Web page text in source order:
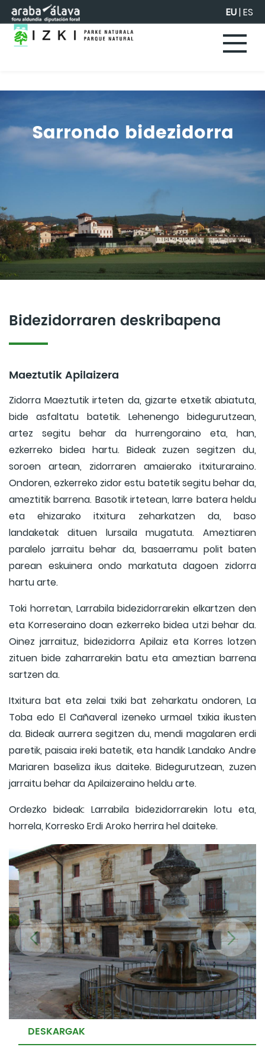
Eduki nagusira joan EU|ES
Sarrondo bidezidorra
Bidezidorraren deskribapena
Maeztutik Apilaizera
Zidorra Maeztutik irteten da, gizarte etxetik abiatuta,
bide asfaltatu batetik. Lehenengo bidegurutzean,
artez segitu behar da hurrengoraino eta, han,
ezkerreko bidea hartu. Bideak zuzen segitzen du,
soroen artean, zidorraren amaierako itxituraraino.
Ondoren, ezkerreko zidor estu batetik segitu behar da,
ameztitik barrena. Basotik irtetean, larre batera heldu
eta ehizarako itxitura zeharkatzen da, baso
landaketak dituen lursaila mugatuta. Ameztiaren
paralelo jarraitu behar da, basaerramu polit baten
parean eskuinera ondo markatuta dagoen zidorra
hartu arte.
Toki horretan, Larrabila bidezidorrarekin elkartzen den
eta Korreseraino doan ezkerreko bidea utzi behar da.
Oinez jarraituz, bidezidorra Apilaiz eta Korres lotzen
zituen bide zaharrarekin batu eta ameztian barrena
sartzen da.
Itxitura bat eta zelai txiki bat zeharkatu ondoren, La
Toba edo El Cañaveral izeneko urmael txikia ikusten
da. Bideak aurrera segitzen du, mendi magalaren erdi
paretik, paisaia ireki batetik, eta handik Landako Andre
Mariaren baseliza ikus daiteke. Bidegurutzean, zuzen
jarraitu behar da Apilaizeraino heldu arte.
Ordezko bideak: Larrabila bidezidorrarekin lotu eta,
horrela, Korresko Erdi Aroko herrira hel daiteke.
DESKARGAK